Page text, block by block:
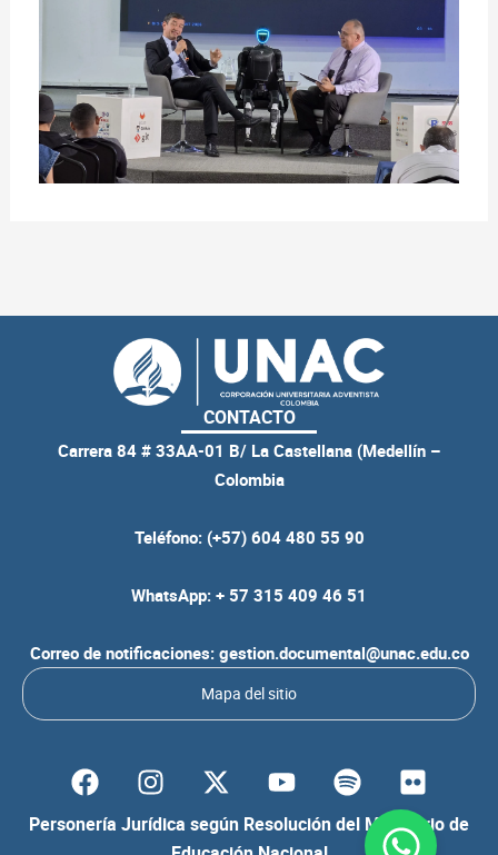
CONTACTO
Carrera 84 # 33AA-01 B/ La Castellana (Medellín –
Colombia
Teléfono: (+57) 604 480 55 90
WhatsApp: + 57 315 409 46 51
Correo de notificaciones: gestion.documental@unac.edu.co
Mapa del sitio
Personería Jurídica según Resolución del Ministerio de
F
a
c
I
n
s
Y
o
u
S
p
o
F
l
i